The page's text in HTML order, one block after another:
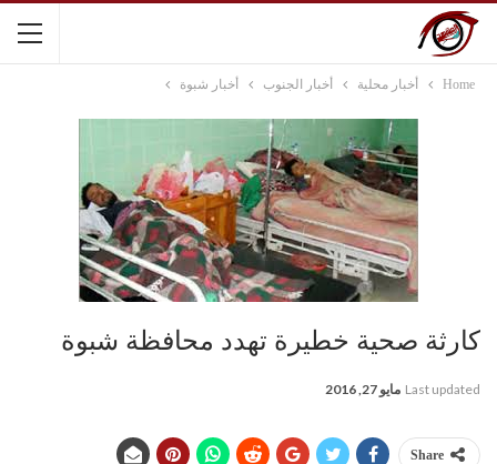
Home أخبار محلية أخبار الجنوب أخبار شبوة
كارثة صحية خطيرة تهدد محافظة شبوة
Last updated مايو 27, 2016
Share